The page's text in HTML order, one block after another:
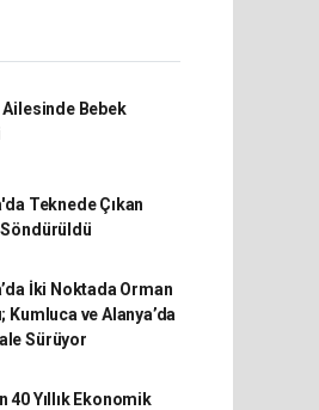
Ailesinde Bebek
Teknede Çıkan
Söndürüldü
İki Noktada Orman
Kumluca ve Alanya’da
Sürüyor
40 Yıllık Ekonomik